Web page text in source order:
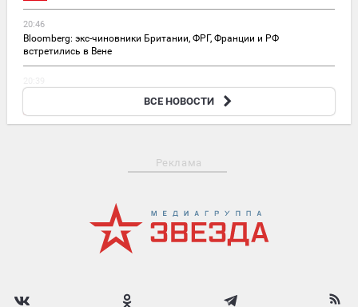
20:46
Bloomberg: экс-чиновники Британии, ФРГ, Франции и РФ
встретились в Вене
В Москве обсудили ускорение развития специальных
ВСЕ НОВОСТИ
Реклама